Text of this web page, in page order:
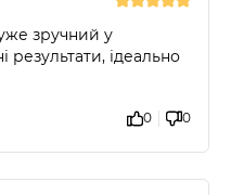
зручний у
результати, ідеально
0 0